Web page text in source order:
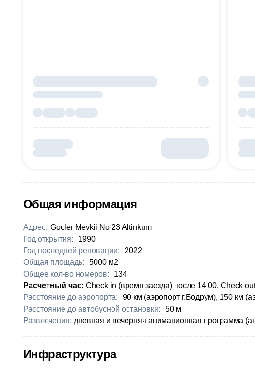
Общая информация
Адрес: Gocler Mevkii No 23 Altinkum
Год открытия:
1990
Год последней реновации:
2022
Общая площадь:
5000 м2
Общее кол-во номеров:
134
Расчетный час: Check in (время заезда) после 14:00, Check
Расстояние до аэропорта:
90 км (аэропорт г.Бодрум), 150 км
Расстояние до автобусной остановки:
50 м
Развлечения: дневная и вечерняя анимационная программа
Инфраструктура